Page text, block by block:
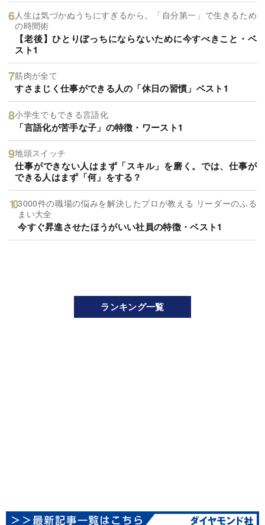
人生は気づかぬうちにすぎるから。「自分第一」で生きるため
の時間術
【老後】ひとりぼっちにならないために今すべきこと・ベ
スト1
筋肉が全て
すさまじく仕事ができる人の「休日の習慣」ベスト1
小学生でもできる言語化
「言語化が苦手な子」の特徴・ワースト1
地頭スイッチ
仕事ができない人はまず「スキル」を磨く。では、仕事が
できる人はまず「何」をする？
3000件の職場の悩みを解決したプロが教える リーダーのふる
まい大全
今すぐ昇進させたほうがいい社員の特徴・ベスト1
ランキング一覧